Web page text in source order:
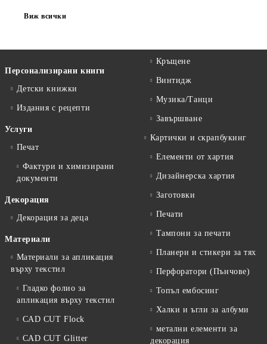
Виж всички
Персонализирани книги
Детски книжки
Издания с рецепти
Услуги
Печат
Фактури и химизирани
документи
Декорация
Декорация за деца
Материали
Материали за апликация
върху текстил
Гладко фолио за
апликация върху текстил
CAD CUT Flock
CAD CUT Glitter
Кръщене
Винтидж
Музика/Танци
Завършване
Картички и скрапбукинг
Елементи от хартия
Дизайнерска хартия
Заготовки
Печати
Тампони за печати
Планери и стикери за тях
Перфоратори (Пънчове)
Топъл ембосинг
Халки и ъгли за албуми
метални елементи за
декорация